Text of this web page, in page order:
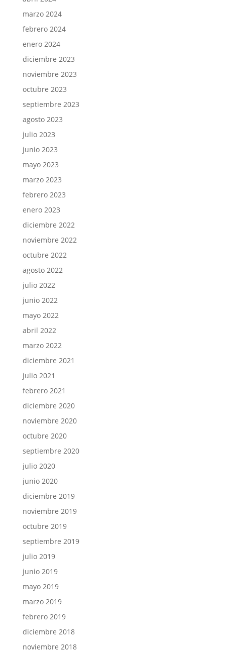
marzo 2024
febrero 2024
enero 2024
diciembre 2023
noviembre 2023
octubre 2023
septiembre 2023
agosto 2023
julio 2023
junio 2023
mayo 2023
marzo 2023
febrero 2023
enero 2023
diciembre 2022
noviembre 2022
octubre 2022
agosto 2022
julio 2022
junio 2022
mayo 2022
abril 2022
marzo 2022
diciembre 2021
julio 2021
febrero 2021
diciembre 2020
noviembre 2020
octubre 2020
septiembre 2020
julio 2020
junio 2020
diciembre 2019
noviembre 2019
octubre 2019
septiembre 2019
julio 2019
junio 2019
mayo 2019
marzo 2019
febrero 2019
diciembre 2018
noviembre 2018